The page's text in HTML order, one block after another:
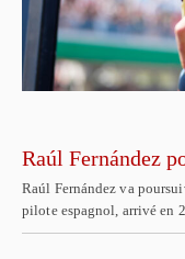
Raúl Fernández
Raúl Fernández va
pilote espagnol, arrivé en